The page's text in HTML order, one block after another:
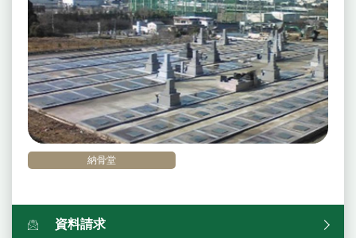
納骨堂
資料請求